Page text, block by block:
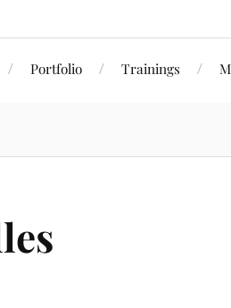
Portfolio Trainings